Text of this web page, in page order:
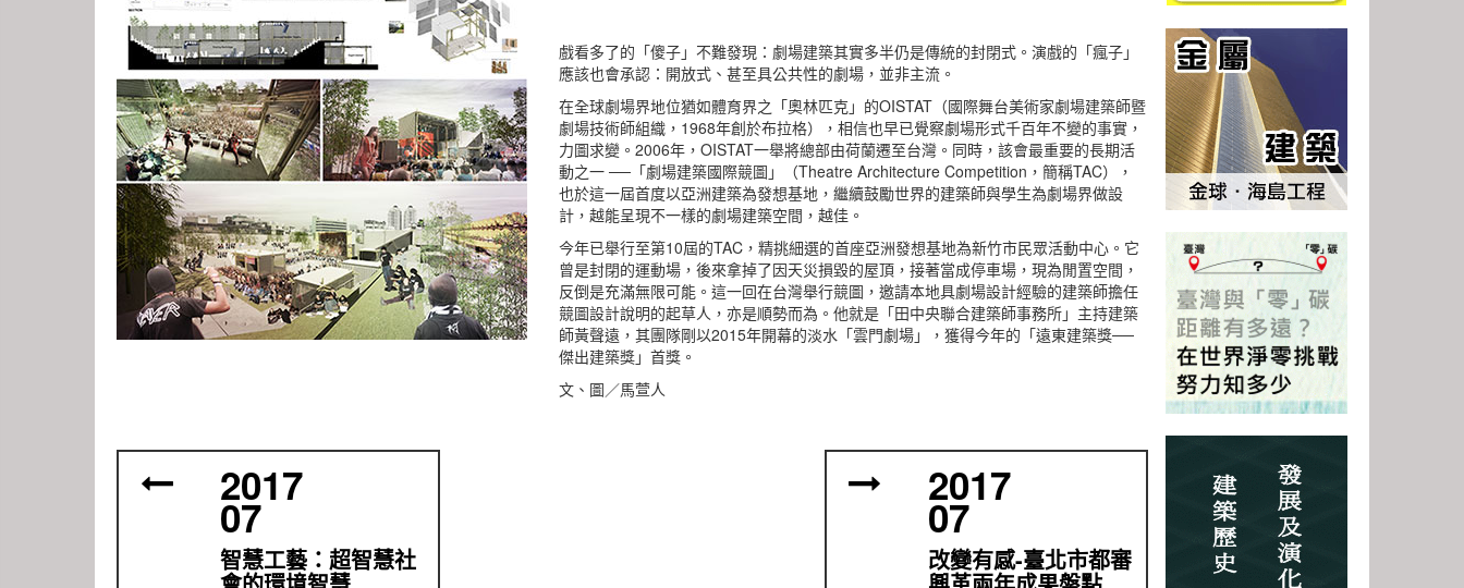
戲看多了的「傻子」不難發現：劇場建築其實多半仍是傳統的封閉式。演戲的「瘋子」
應該也會承認：開放式、甚至具公共性的劇場，並非主流。
在全球劇場界地位猶如體育界之「奧林匹克」的OISTAT（國際舞台美術家劇場建築師暨
劇場技術師組織，1968年創於布拉格），相信也早已覺察劇場形式千百年不變的事實，
力圖求變。2006年，OISTAT一舉將總部由荷蘭遷至台灣。同時，該會最重要的長期活
動之一 ──「劇場建築國際競圖」（Theatre Architecture Competition，簡稱TAC），
也於這一屆首度以亞洲建築為發想基地，繼續鼓勵世界的建築師與學生為劇場界做設
計，越能呈現不一樣的劇場建築空間，越佳。
今年已舉行至第10屆的TAC，精挑細選的首座亞洲發想基地為新竹市民眾活動中心。它
曾是封閉的運動場，後來拿掉了因天災損毀的屋頂，接著當成停車場，現為閒置空間，
反倒是充滿無限可能。這一回在台灣舉行競圖，邀請本地具劇場設計經驗的建築師擔任
競圖設計說明的起草人，亦是順勢而為。他就是「田中央聯合建築師事務所」主持建築
師黃聲遠，其團隊剛以2015年開幕的淡水「雲門劇場」，獲得今年的「遠東建築獎──
傑出建築獎」首獎。
文、圖／馬萱人
2017
07
智慧工藝：超智慧社
2017
07
改變有感-臺北市都審